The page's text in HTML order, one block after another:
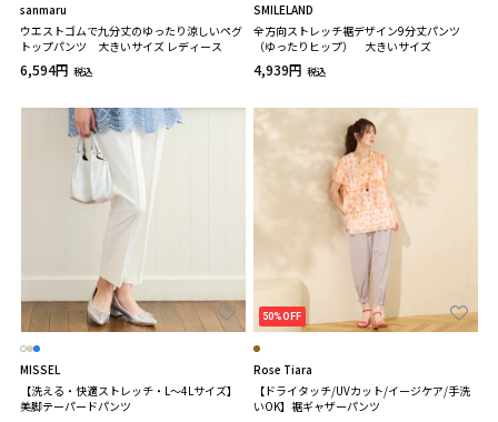
sanmaru
ウエストゴムで九分丈のゆったり涼しいペグ
トップパンツ 大きいサイズ レディース
6,594円 税込
SMILELAND
全方向ストレッチ裾デザイン9分丈パンツ
（ゆったりヒップ） 大きいサイズ
4,939円 税込
MISSEL
【洗える・快適ストレッチ・L～4Lサイズ】
美脚テーパードパンツ
50%OFF
Rose Tiara
【ドライタッチ/UVカット/イージケア/手洗
いOK】裾ギャザーパンツ